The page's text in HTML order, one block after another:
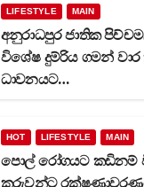
LIFESTYLE MAIN
අනුරාධපුර ජාතික
විශේෂ දුම්රිය ගමන්
ධාවනයට…
HOT LIFESTYLE MAIN
පොල් රෝගයට කඩිනම්
කරුවන්ට